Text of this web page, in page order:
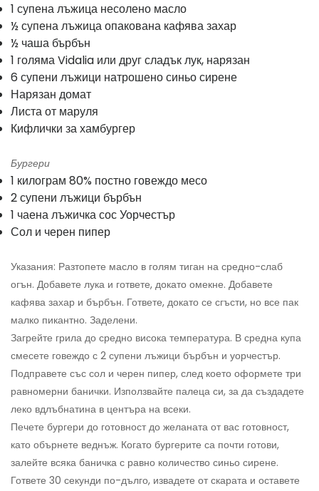
1 супена лъжица несолено масло
½ супена лъжица опакована кафява захар
½ чаша бърбън
1 голяма Vidalia или друг сладък лук, нарязан
6 супени лъжици натрошено синьо сирене
Нарязан домат
Листа от маруля
Кифлички за хамбургер
Бургери
1 килограм 80% постно говеждо месо
2 супени лъжици бърбън
1 чаена лъжичка сос Уорчестър
Сол и черен пипер
Указания: Разтопете масло в голям тиган на средно-слаб
огън. Добавете лука и гответе, докато омекне. Добавете
кафява захар и бърбън. Гответе, докато се сгъсти, но все пак
малко пикантно. Заделени.
Загрейте грила до средно висока температура. В средна купа
смесете говеждо с 2 супени лъжици бърбън и уорчестър.
Подправете със сол и черен пипер, след което оформете три
равномерни банички. Използвайте палеца си, за да създадете
леко вдлъбнатина в центъра на всеки.
Печете бургери до готовност до желаната от вас готовност,
като обърнете веднъж. Когато бургерите са почти готови,
залейте всяка баничка с равно количество синьо сирене.
Гответе 30 секунди по-дълго, извадете от скарата и оставете